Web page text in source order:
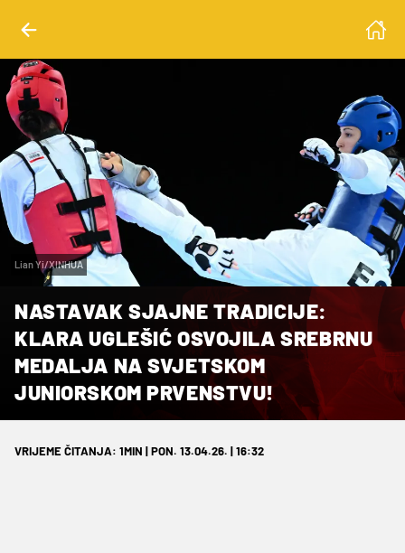
Lian Yi/XINHUA
NASTAVAK SJAJNE TRADICIJE:
KLARA UGLEŠIĆ OSVOJILA SREBRNU
MEDALJA NA SVJETSKOM
JUNIORSKOM PRVENSTVU!
VRIJEME ČITANJA: 1MIN | PON. 13.04.26. | 16:32